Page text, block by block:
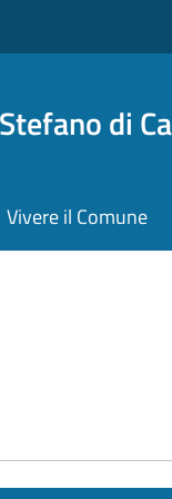
di
Vivere il Comune